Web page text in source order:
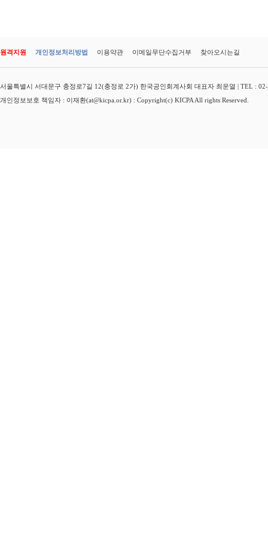
원격지원 개인정보처리방법 이용약관 이메일무단수집거부 찾아오시는길
서울특별시 서대문구 충정로7길 12(충정로 2가) 한국공인회계사회 대표자 최운열 | TEL :
개인정보보호 책임자 : 이재환(at@kicpa.or.kr) : Copyright(c) KICPA All rights Reserved.